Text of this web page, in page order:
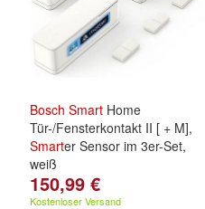
Bosch Smart Home
Tür-/Fensterkontakt II [ + M],
Smarter Sensor im 3er-Set,
weiß
150,99 €
Kostenloser Versand